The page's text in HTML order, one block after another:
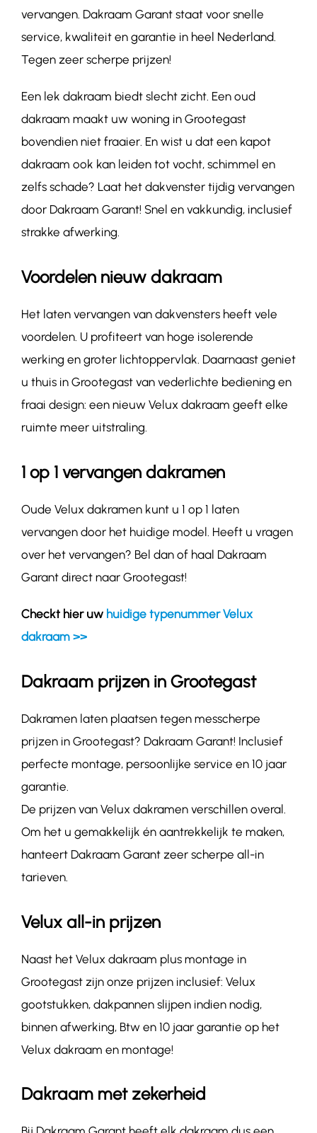
vervangen. Dakraam Garant staat voor snelle
service, kwaliteit en garantie in heel Nederland.
Tegen zeer scherpe prijzen!
Een lek dakraam biedt slecht zicht. Een oud
dakraam maakt uw woning in Grootegast
bovendien niet fraaier. En wist u dat een kapot
dakraam ook kan leiden tot vocht, schimmel en
zelfs schade? Laat het dakvenster tijdig vervangen
door Dakraam Garant! Snel en vakkundig, inclusief
strakke afwerking.
Voordelen nieuw dakraam
Het laten vervangen van dakvensters heeft vele
voordelen. U profiteert van hoge isolerende
werking en groter lichtoppervlak. Daarnaast geniet
u thuis in Grootegast van vederlichte bediening en
fraai design: een nieuw Velux dakraam geeft elke
ruimte meer uitstraling.
1 op 1 vervangen dakramen
Oude Velux dakramen kunt u 1 op 1 laten
vervangen door het huidige model. Heeft u vragen
over het vervangen? Bel dan of haal Dakraam
Garant direct naar Grootegast!
Checkt hier uw huidige typenummer Velux
dakraam >>
Dakraam prijzen in Grootegast
Dakramen laten plaatsen tegen messcherpe
prijzen in Grootegast? Dakraam Garant! Inclusief
perfecte montage, persoonlijke service en 10 jaar
garantie.
De prijzen van Velux dakramen verschillen overal.
Om het u gemakkelijk én aantrekkelijk te maken,
hanteert Dakraam Garant zeer scherpe all-in
tarieven.
Velux all-in prijzen
Naast het Velux dakraam plus montage in
Grootegast zijn onze prijzen inclusief: Velux
gootstukken, dakpannen slijpen indien nodig,
binnen afwerking, Btw en 10 jaar garantie op het
Velux dakraam en montage!
Dakraam met zekerheid